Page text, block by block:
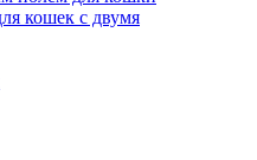
кошек с двумя